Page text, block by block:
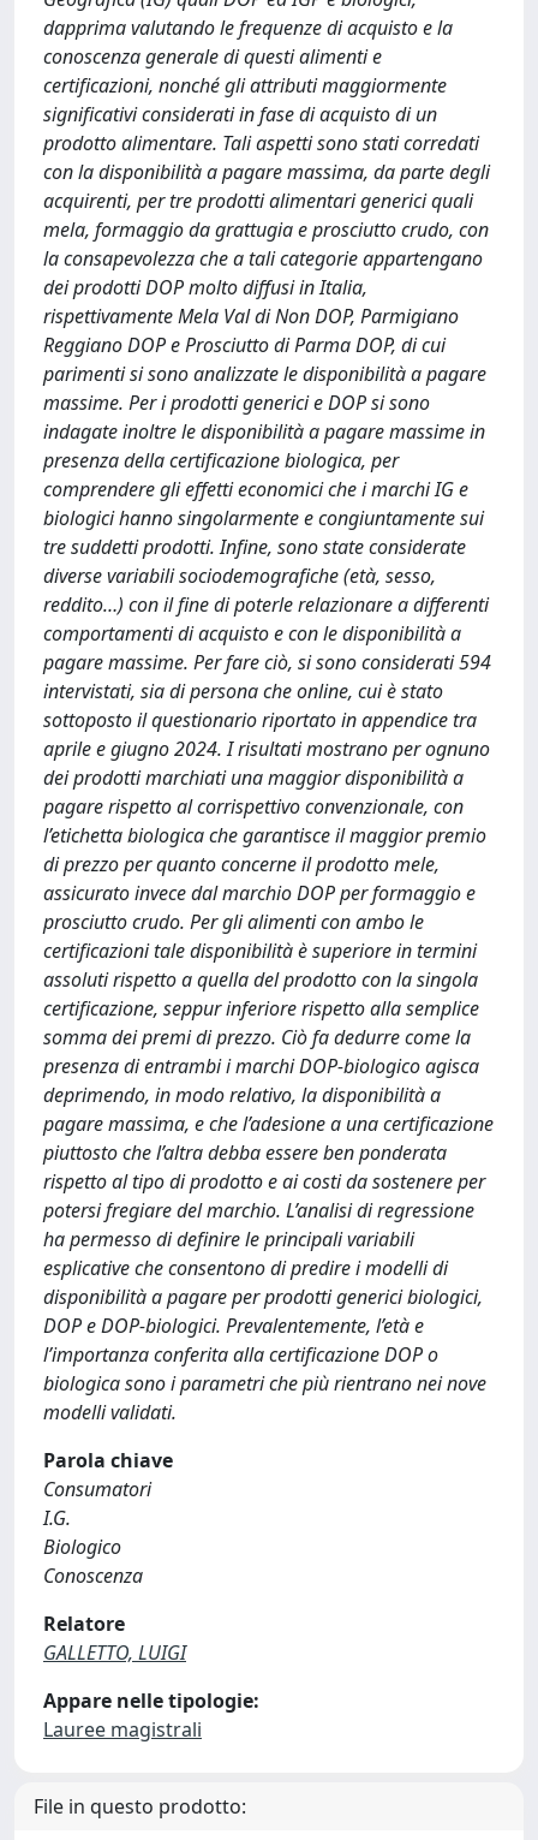
dapprima valutando le frequenze di acquisto e la
conoscenza generale di questi alimenti e
certificazioni, nonché gli attributi maggiormente
significativi considerati in fase di acquisto di un
prodotto alimentare. Tali aspetti sono stati corredati
con la disponibilità a pagare massima, da parte degli
acquirenti, per tre prodotti alimentari generici quali
mela, formaggio da grattugia e prosciutto crudo, con
la consapevolezza che a tali categorie appartengano
dei prodotti DOP molto diffusi in Italia,
rispettivamente Mela Val di Non DOP, Parmigiano
Reggiano DOP e Prosciutto di Parma DOP, di cui
parimenti si sono analizzate le disponibilità a pagare
massime. Per i prodotti generici e DOP si sono
indagate inoltre le disponibilità a pagare massime in
presenza della certificazione biologica, per
comprendere gli effetti economici che i marchi IG e
biologici hanno singolarmente e congiuntamente sui
tre suddetti prodotti. Infine, sono state considerate
diverse variabili sociodemografiche (età, sesso,
reddito…) con il fine di poterle relazionare a differenti
comportamenti di acquisto e con le disponibilità a
pagare massime. Per fare ciò, si sono considerati 594
intervistati, sia di persona che online, cui è stato
sottoposto il questionario riportato in appendice tra
aprile e giugno 2024. I risultati mostrano per ognuno
dei prodotti marchiati una maggior disponibilità a
pagare rispetto al corrispettivo convenzionale, con
l’etichetta biologica che garantisce il maggior premio
di prezzo per quanto concerne il prodotto mele,
assicurato invece dal marchio DOP per formaggio e
prosciutto crudo. Per gli alimenti con ambo le
certificazioni tale disponibilità è superiore in termini
assoluti rispetto a quella del prodotto con la singola
certificazione, seppur inferiore rispetto alla semplice
somma dei premi di prezzo. Ciò fa dedurre come la
presenza di entrambi i marchi DOP-biologico agisca
deprimendo, in modo relativo, la disponibilità a
pagare massima, e che l’adesione a una certificazione
piuttosto che l’altra debba essere ben ponderata
rispetto al tipo di prodotto e ai costi da sostenere per
potersi fregiare del marchio. L’analisi di regressione
ha permesso di definire le principali variabili
esplicative che consentono di predire i modelli di
disponibilità a pagare per prodotti generici biologici,
DOP e DOP-biologici. Prevalentemente, l’età e
l’importanza conferita alla certificazione DOP o
biologica sono i parametri che più rientrano nei nove
modelli validati.
Parola chiave
Consumatori
I.G.
Biologico
Conoscenza
Relatore
GALLETTO, LUIGI
Appare nelle tipologie:
Lauree magistrali
File in questo prodotto: